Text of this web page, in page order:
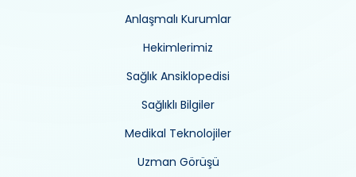
Anlaşmalı Kurumlar
Hekimlerimiz
Sağlık Ansiklopedisi
Sağlıklı Bilgiler
Medikal Teknolojiler
Uzman Görüşü